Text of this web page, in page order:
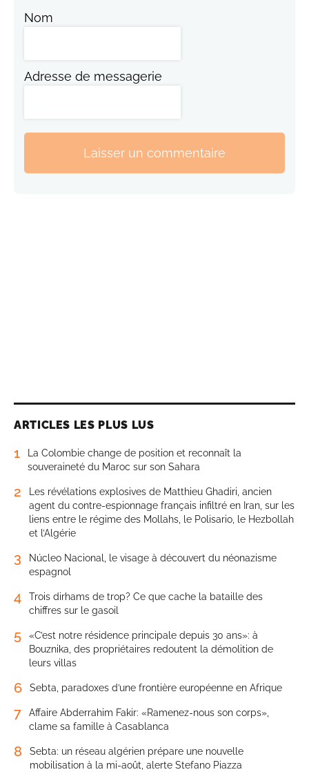
Nom
Adresse de messagerie
Laisser un commentaire
ARTICLES LES PLUS LUS
1
La Colombie change de position et reconnaît la
souveraineté du Maroc sur son Sahara
2
Les révélations explosives de Matthieu Ghadiri, ancien
agent du contre-espionnage français infiltré en Iran, sur les
liens entre le régime des Mollahs, le Polisario, le Hezbollah
et l’Algérie
3
Núcleo Nacional, le visage à découvert du néonazisme
espagnol
4
Trois dirhams de trop? Ce que cache la bataille des
chiffres sur le gasoil
5
«C’est notre résidence principale depuis 30 ans»: à
Bouznika, des propriétaires redoutent la démolition de
leurs villas
6 Sebta, paradoxes d’une frontière européenne en Afrique
7
Affaire Abderrahim Fakir: «Ramenez-nous son corps»,
clame sa famille à Casablanca
8
Sebta: un réseau algérien prépare une nouvelle
mobilisation à la mi-août, alerte Stefano Piazza